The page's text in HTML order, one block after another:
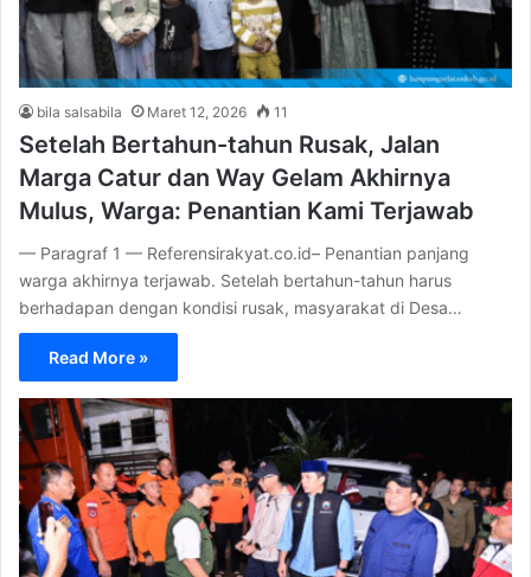
bila salsabila Maret 12, 2026 11
Setelah Bertahun-tahun Rusak, Jalan
Marga Catur dan Way Gelam Akhirnya
Mulus, Warga: Penantian Kami Terjawab
— Paragraf 1 — Referensirakyat.co.id– Penantian panjang
warga akhirnya terjawab. Setelah bertahun-tahun harus
berhadapan dengan kondisi rusak, masyarakat di Desa…
Read More »